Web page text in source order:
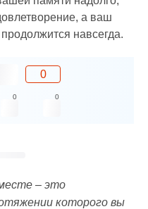
а ваш
навсегда.
0
0 0
– это
которого вы